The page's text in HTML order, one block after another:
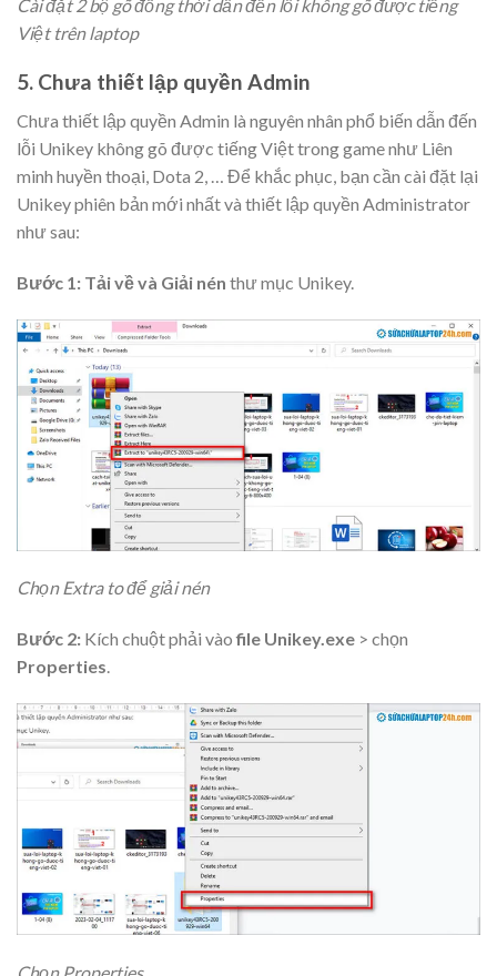
Cài đặt 2 bộ gõ đồng thời dẫn đến lỗi không gõ được tiếng
Việt trên laptop
5. Chưa thiết lập quyền Admin
Chưa thiết lập quyền Admin là nguyên nhân phổ biến dẫn đến
lỗi Unikey không gõ được tiếng Việt trong game như Liên
minh huyền thoại, Dota 2, … Để khắc phục, bạn cần cài đặt lại
Unikey phiên bản mới nhất và thiết lập quyền Administrator
như sau:
Bước 1: Tải về và Giải nén thư mục Unikey.
Chọn Extra to để giải nén
Bước 2: Kích chuột phải vàofile Unikey.exe > chọn
Properties.